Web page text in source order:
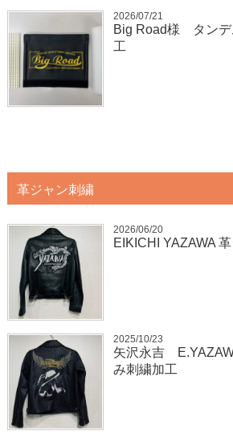
2026/07/21
Big Road様 タンデ
工
革ジャン刺繍
2026/06/20
EIKICHI YAZAWA
2025/10/23
矢沢永吉
み刺繍加工